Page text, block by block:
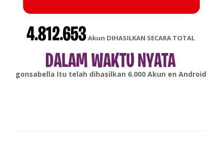
4.812.653Akun DIHASILKAN SECARA TOTAL
DALAM WAKTU NYATA
gonsabella Itu telah dihasilkan 6.000Akun en Android